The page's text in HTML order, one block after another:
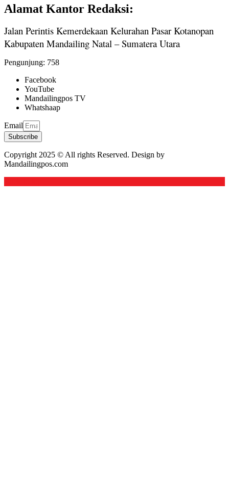
Alamat Kantor Redaksi:
Jalan Perintis Kemerdekaan Kelurahan Pasar Kotanopan
Kabupaten Mandailing Natal – Sumatera Utara
Pengunjung: 758
Facebook
YouTube
Mandailingpos TV
Whatshaap
Email
Subscribe
Copyright 2025 © All rights Reserved. Design by
Mandailingpos.com